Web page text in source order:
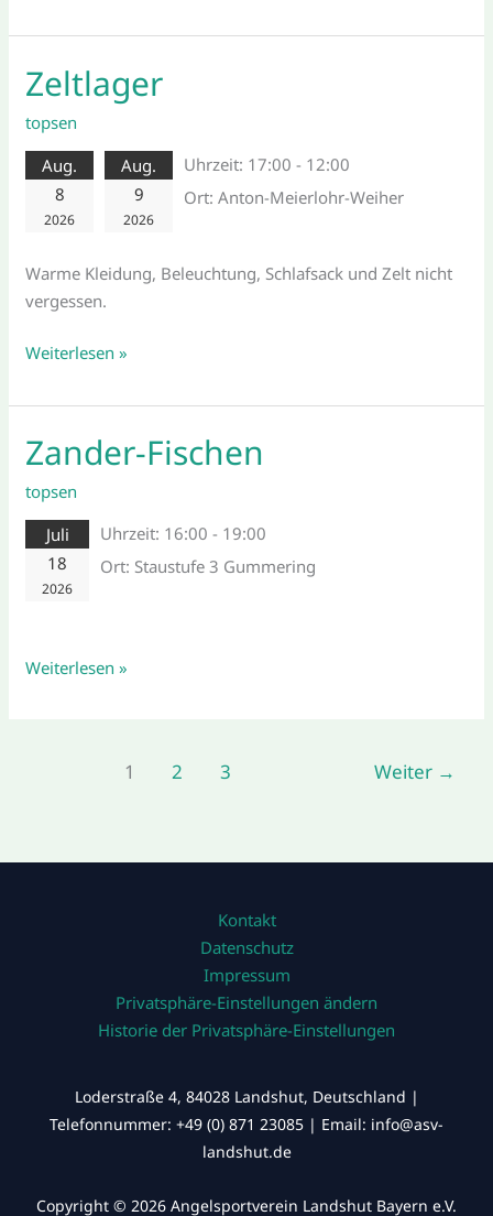
Zeltlager
topsen
Aug.
8
2026
Aug.
9
2026
Uhrzeit: 17:00 - 12:00
Ort:Anton-Meierlohr-Weiher
Warme Kleidung, Beleuchtung, Schlafsack und Zelt nicht
vergessen.
Zeltlager
Weiterlesen »
Zander-Fischen
topsen
Juli
18
2026
Uhrzeit: 16:00 - 19:00
Ort: Staustufe 3 Gummering
Zander-
Fischen
Weiterlesen »
1 2 3 Weiter →
Kontakt
Datenschutz
Impressum
Privatsphäre-Einstellungen ändern
Historie der Privatsphäre-Einstellungen
Loderstraße 4, 84028 Landshut, Deutschland |
Telefonnummer: +49 (0) 871 23085 | Email: info@asv-
landshut.de
Copyright © 2026 Angelsportverein Landshut Bayern e.V.